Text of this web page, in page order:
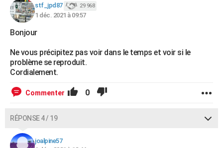
stf_jpd87 29 968
1 déc. 2021 à 09:57
Bonjour
Ne vous précipitez pas voir dans le temps et voir si le
problème se reproduit.
Cordialement.
Commenter 0
RÉPONSE 4 / 19
joalpine57